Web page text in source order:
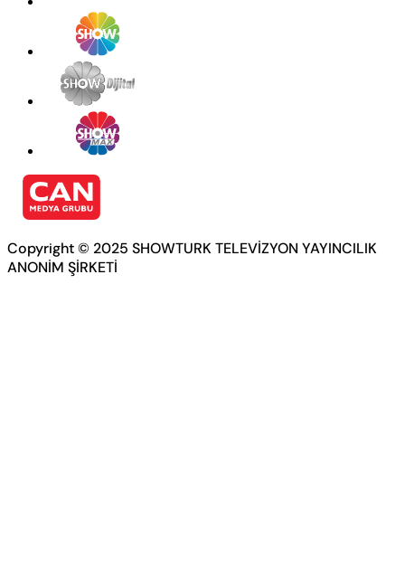
Copyright © 2025 SHOWTURK TELEVİZYON YAYINCILIK
ANONİM ŞİRKETİ